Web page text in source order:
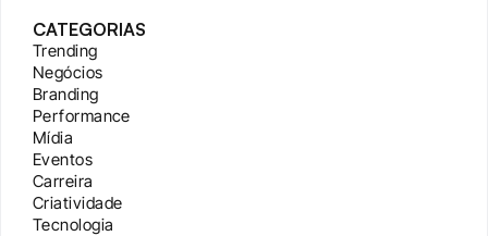
CATEGORIAS
Trending
Negócios
Branding
Performance
Mídia
Eventos
Carreira
Criatividade
Tecnologia